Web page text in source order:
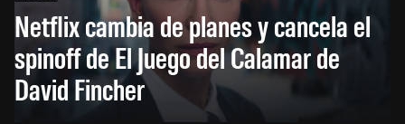
Netflix cambia de planes y cancela el
spinoff de El Juego del Calamar de
David Fincher